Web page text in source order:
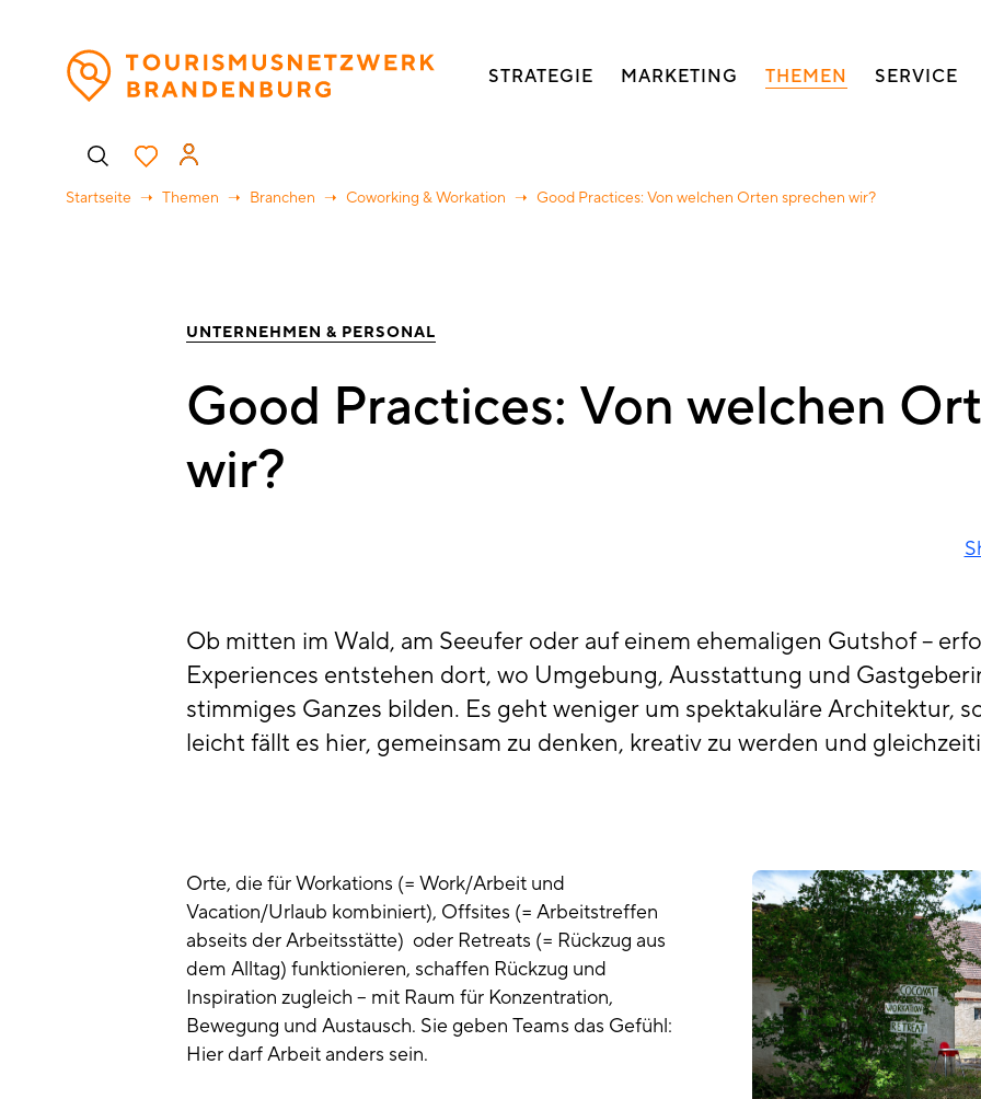
Hauptnavigation
STRATEGIE MARKETING THEMEN SERVICE
Benutzermenü
Startseite Themen Branchen Coworking & Workation Good Practices: Von welchen Orten sprechen wir?
UNTERNEHMEN & PERSONAL
Good Practices: Von welchen
wir?
Ob mitten im Wald, am Seeufer oder auf einem ehemaligen Gutshof –
Experiences entstehen dort, wo Umgebung, Ausstattung und
stimmiges Ganzes bilden. Es geht weniger um spektakuläre Architektur,
leicht fällt es hier, gemeinsam zu denken, kreativ zu werden und
Orte, die für Workations (= Work/Arbeit und
Vacation/Urlaub kombiniert), Offsites (= Arbeitstreffen
abseits der Arbeitsstätte) oder Retreats (= Rückzug aus
dem Alltag) funktionieren, schaffen Rückzug und
Inspiration zugleich – mit Raum für Konzentration,
Bewegung und Austausch. Sie geben Teams das Gefühl:
Hier darf Arbeit anders sein.